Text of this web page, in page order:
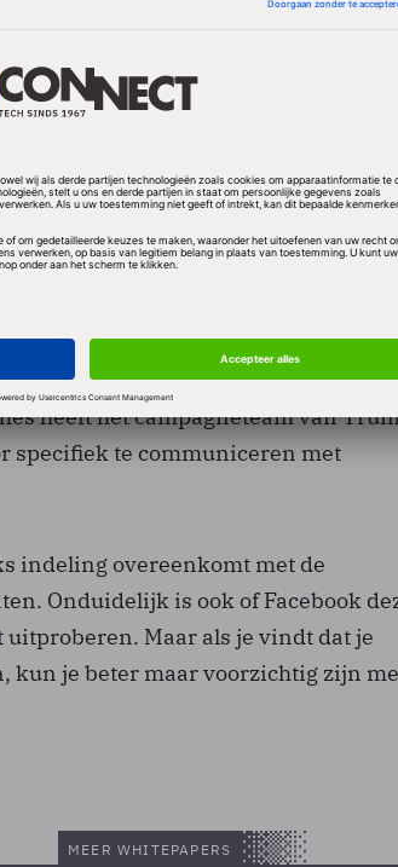
toch in te delen bij liberalen,
worden de verzamelde 'likes' van de
vertonen, vergeleken met de
kleur bekennen door
Facebook verzamelt over zijn
verzamelt die toch - buiten
privé-aangelegenheid worden
met winstoogmerk. Politieke partijen
op de doelgroep die ze
heeft het campagneteam van
specifiek te communiceren met
indeling overeenkomt met de
Onduidelijk is ook of Facebook
Maar als je vindt dat je
je beter maar voorzichtig zijn
MEER WHITEPAPERS